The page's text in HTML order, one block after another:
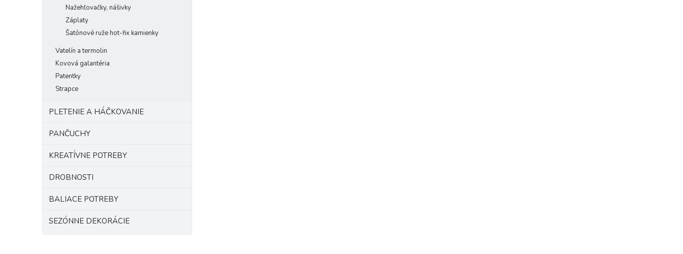
Nažehľovačky, nášivky
Záplaty
Šatónové ruže hot-fix kamienky
Vatelín a termolin
Kovová galantéria
Patentky
Strapce
PLETENIE A HÁČKOVANIE
PANČUCHY
KREATÍVNE POTREBY
DROBNOSTI
BALIACE POTREBY
SEZÓNNE DEKORÁCIE